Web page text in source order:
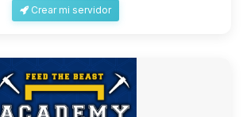
Crear mi servidor